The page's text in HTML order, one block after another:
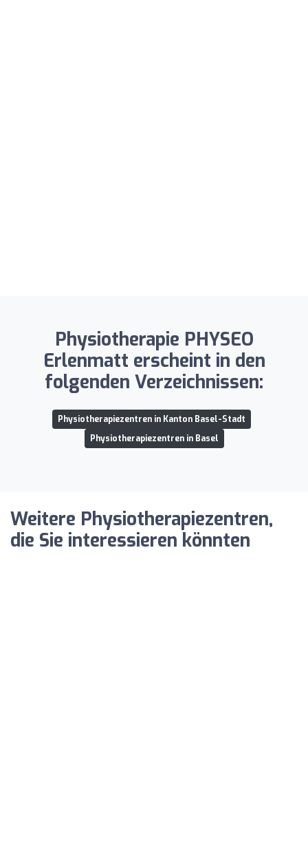
Physiotherapie PHYSEO
Erlenmatt erscheint in den
folgenden Verzeichnissen:
Physiotherapiezentren in Kanton Basel-Stadt
Physiotherapiezentren in Basel
Weitere Physiotherapiezentren,
die Sie interessieren könnten